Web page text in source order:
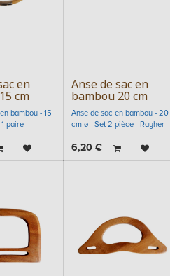
en
cm
bambou - 15
paire
Anse de sac en
bambou 20 cm
Anse de sac en bambou - 20
cm ø - Set 2 pièce - Rayher
6,20€